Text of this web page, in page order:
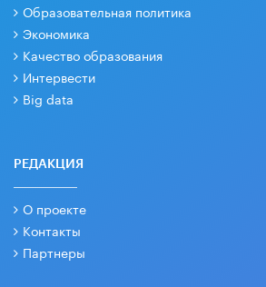
Образовательная политика
Экономика
Качество образования
Интервести
Big data
РЕДАКЦИЯ
О проекте
Контакты
Партнеры